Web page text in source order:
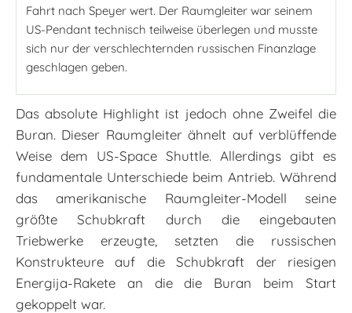
Fahrt nach Speyer wert. Der Raumgleiter war seinem
US-Pendant technisch teilweise überlegen und musste
sich nur der verschlechternden russischen Finanzlage
geschlagen geben.
Das absolute Highlight ist jedoch ohne Zweifel die
Buran. Dieser Raumgleiter ähnelt auf verblüffende
Weise dem US-Space Shuttle. Allerdings gibt es
fundamentale Unterschiede beim Antrieb. Während
das amerikanische Raumgleiter-Modell seine
größte Schubkraft durch die eingebauten
Triebwerke erzeugte, setzten die russischen
Konstrukteure auf die Schubkraft der riesigen
Energija-Rakete an die die Buran beim Start
gekoppelt war.